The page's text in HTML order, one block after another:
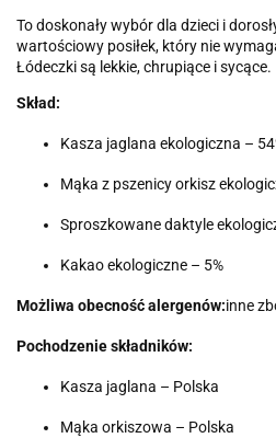
To doskonały wybór dla dzieci i
wartościowy posiłek, który nie
Łódeczki są lekkie, chrupiące i sycące.
Skład:
Kasza jaglana ekologiczna –
Mąka z pszenicy orkisz
Sproszkowane daktyle
Kakao ekologiczne – 5%
Możliwa obecność alergenów:inne
Pochodzenie składników:
Kasza jaglana – Polska
Mąka orkiszowa – Polska